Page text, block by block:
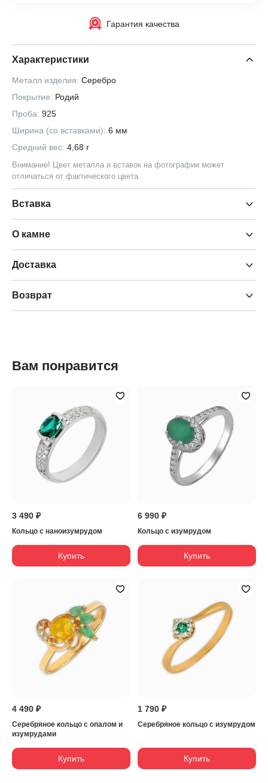
Гарантия качества
Характеристики
Металл изделия: Серебро
Покрытие: Родий
Проба: 925
Ширина (со вставками): 6 мм
Средний вес: 4,68 г
Внимание! Цвет металла и вставок на фотографии может
отличаться от фактического цвета.
Вставка
О камне
Доставка
Возврат
Вам понравится
3 490 ₽
Кольцо с наноизумрудом
Купить
6 990 ₽
Кольцо с изумрудом
Купить
4 490 ₽
Серебряное кольцо с опалом и
изумрудами
Купить
1 790 ₽
Серебряное кольцо с изумрудом
Купить